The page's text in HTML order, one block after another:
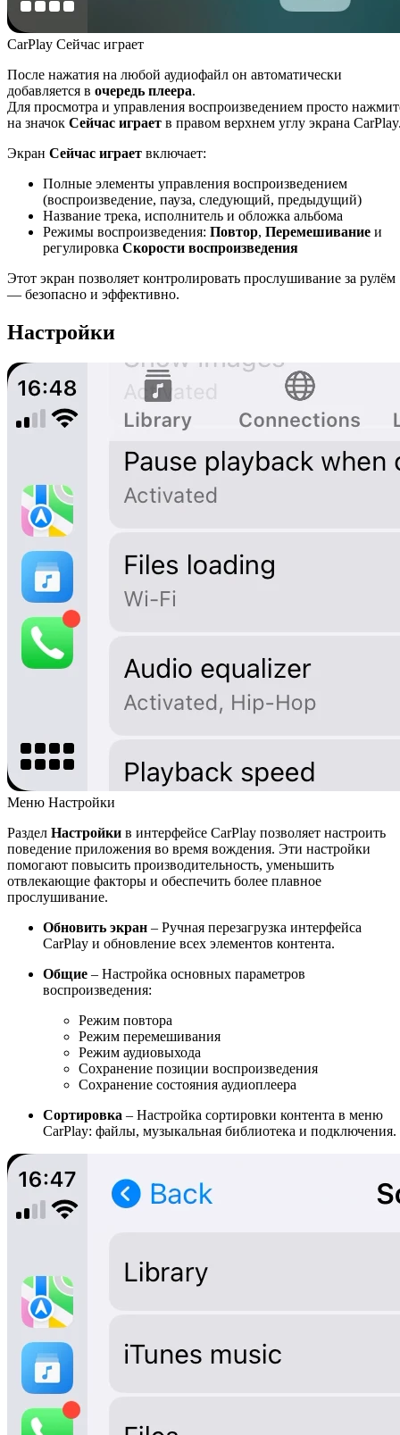
CarPlay Сейчас играет
После нажатия на любой аудиофайл он автоматически
добавляется в очередь плеера.
Для просмотра и управления воспроизведением просто
на значок Сейчас играет в правом верхнем углу экрана
Экран Сейчас играет включает:
Полные элементы управления воспроизведением
(воспроизведение, пауза, следующий, предыдущий)
Название трека, исполнитель и обложка альбома
Режимы воспроизведения: Повтор, Перемешивание и
регулировка Скорости воспроизведения
Этот экран позволяет контролировать прослушивание за рулём
— безопасно и эффективно.
Настройки
Меню Настройки
Раздел Настройки в интерфейсе CarPlay позволяет настроить
поведение приложения во время вождения. Эти настройки
помогают повысить производительность, уменьшить
отвлекающие факторы и обеспечить более плавное
прослушивание.
Обновить экран – Ручная перезагрузка интерфейса
CarPlay и обновление всех элементов контента.
Общие – Настройка основных параметров
воспроизведения:
Режим повтора
Режим перемешивания
Режим аудиовыхода
Сохранение позиции воспроизведения
Сохранение состояния аудиоплеера
Сортировка – Настройка сортировки контента в меню
CarPlay: файлы, музыкальная библиотека и подключения.